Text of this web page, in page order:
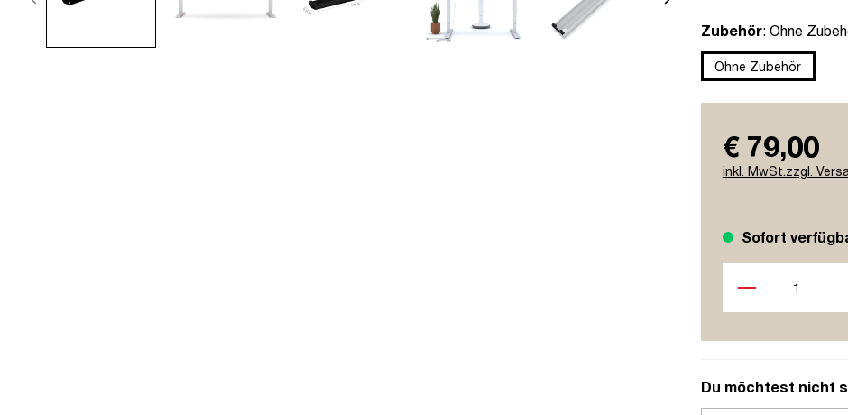
Zubehörauswählen
: Ohne
Ohne Zubehör
€ 79,00
inkl. MwSt.zzgl.
Sofort
Du möchtest nicht